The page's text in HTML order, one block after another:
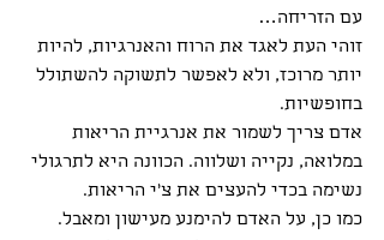
עם הזריחה…
זוהי העת לאגד את הרוח והאנרגיות, להיות
יותר מרוכז, ולא לאפשר לתשוקה להשתולל
בחופשיות.
אדם צריך לשמור את אנרגיית הריאות
במלואה, נקייה ושלווה. הכוונה היא לתרגולי
נשימה בכדי להעצים את צ׳י הריאות.
כמו כן, על האדם להימנע מעישון ומאבל.